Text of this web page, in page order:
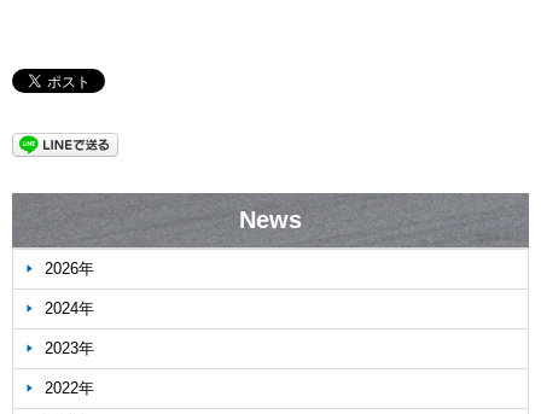
News
2026年
2024年
2023年
2022年